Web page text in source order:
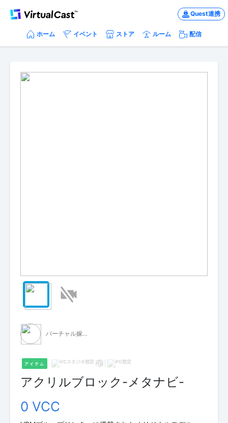
Quest連携
ホーム イベント ストア ルーム 配信
バーチャル嫁イド『レン』
アイテム
アクリルブロック-メタナビ-
0 VCC